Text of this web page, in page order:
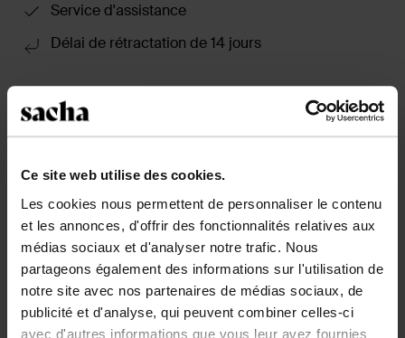
Ce site web utilise des cookies.
Les cookies nous permettent de personnaliser le contenu
et les annonces, d'offrir des fonctionnalités relatives aux
médias sociaux et d'analyser notre trafic. Nous
partageons également des informations sur l'utilisation de
notre site avec nos partenaires de médias sociaux, de
publicité et d'analyse, qui peuvent combiner celles-ci
avec d'autres informations que vous leur avez fournies
Service d'assistance
Délai de rétractation de 14 jours
Description du produit
Santiags beiges en daim de Sacha. Les bottes hautes
hauteur. L'extérieur de la chaussure est en daim et la
doublure est en cuir. Les bottes ont une tige large de
40 cm de hauteur et 45 cm de circonférence,
mesurées sur une pointure 37.
Détails du produit